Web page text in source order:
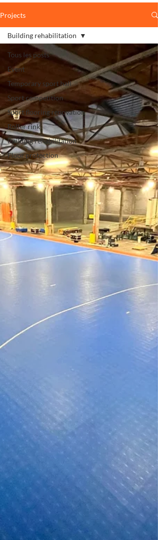
Projects
Tous les posts
Event
Temporary sport hall
Sport competition
Sport flooring renovation
Roller rink
Building rehabilitation
Floor protection
Building rehabilitation